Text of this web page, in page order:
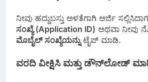
ನೀವು ಹದ್ದುಬಸ್ತು ಅಳತೆಗಾಗಿ ಅರ್ಜಿ
ಸಂಖ್ಯೆ (Application ID) ಅಥವಾ ನೀವು
ಮೊಬೈಲ್ ಸಂಖ್ಯೆಯನ್ನುಟೈಪ್ ಮಾಡಿ.
ವರದಿ ವೀಕ್ಷಿಸಿ ಮತ್ತು ಡೌನ್‌ಲೋಡ್